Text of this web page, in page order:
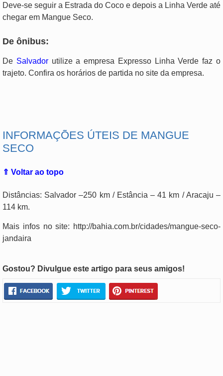
Deve-se seguir a Estrada do Coco e depois a Linha Verde até
chegar em Mangue Seco.
De ônibus:
De Salvadorutilize a empresa Expresso Linha Verde faz o
trajeto. Confira os horários de partida no site da empresa.
INFORMAÇÕES ÚTEIS DE MANGUE
SECO
⇑ Voltar ao topo
Distâncias: Salvador –250 km / Estância – 41 km / Aracaju –
114 km.
Mais infos no site: http://bahia.com.br/cidades/mangue-seco-
jandaira
Gostou? Divulgue este artigo para seus amigos!